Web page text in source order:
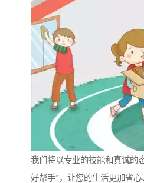
我们将以专业的技能和真诚的
好帮手”，让您的生活更加省心